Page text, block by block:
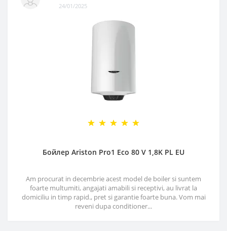
24/01/2025
Бойлер Ariston Pro1 Eco 80 V 1,8K PL EU
Am procurat in decembrie acest model de boiler si suntem
foarte multumiti, angajati amabili si receptivi, au livrat la
domiciliu in timp rapid., pret si garantie foarte buna. Vom mai
reveni dupa conditioner...